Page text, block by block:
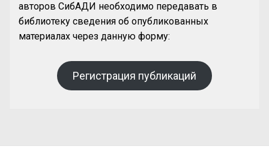
авторов СибАДИ необходимо передавать в
библиотеку сведения об опубликованных
материалах через данную форму:
Регистрация публикаций